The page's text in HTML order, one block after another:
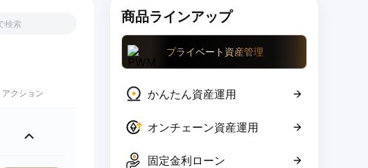
アクション
商品ラインアップ
プライベート資産管理
かんたん資産運用
オンチェーン資産運用
固定金利ローン